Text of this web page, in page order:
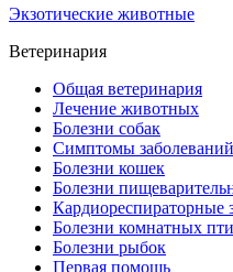
Экзотические животные
Ветеринария
Общая ветеринария
Лечение животных
Болезни собак
Симптомы
Болезни кошек
Болезни
Кардиореспираторные
Болезни комнатных
Болезни рыбок
Первая помощь